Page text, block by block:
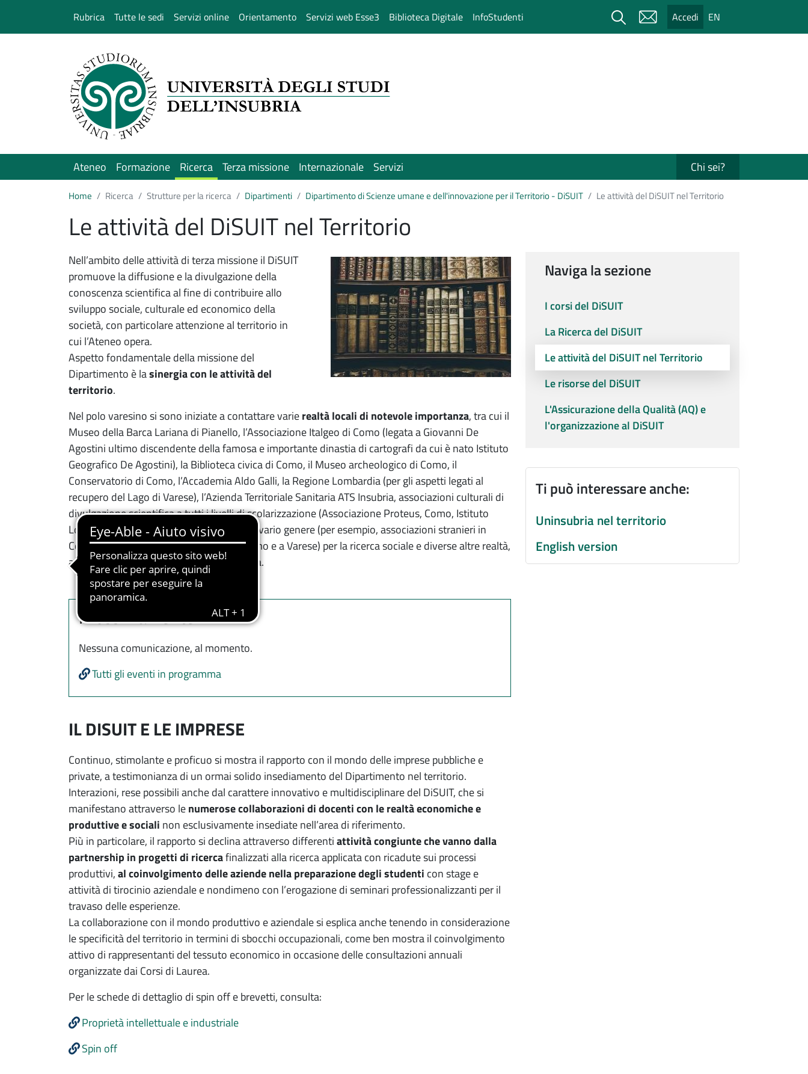
Rubrica Tutte le sedi Servizi online Orientamento Servizi web Esse3 Biblioteca Digitale InfoStudenti Cerca Accedi EN
Ateneo Formazione Ricerca Terza missione Internazionale Servizi Chi sei?
Home Ricerca Strutture per la ricerca Dipartimenti Dipartimento di Scienze umane e dell'innovazione per il Territorio - DiSUIT Le attività del DiSUIT nel Territorio
Le attività del DiSUIT nel Territorio
Immagine
Nell’ambito delle attività di terza missione il DiSUIT
promuove la diffusione e la divulgazione della
conoscenza scientifica al fine di contribuire allo
sviluppo sociale, culturale ed economico della
società, con particolare attenzione al territorio in
cui l’Ateneo opera.
Aspetto fondamentale della missione del
Dipartimento è lasinergia con le attività del
territorio.
Nel polo varesino si sono iniziate a contattare varierealtà locali di notevole importanza, tra cui il
Museo della Barca Lariana di Pianello, l’Associazione Italgeo di Como (legata a Giovanni De
Agostini ultimo discendente della famosa e importante dinastia di cartografi da cui è nato Istituto
Geografico De Agostini), la Biblioteca civica di Como, il Museo archeologico di Como, il
Conservatorio di Como, l’Accademia Aldo Galli, la Regione Lombardia (per gli aspetti legati al
recupero del Lago di Varese), l’Azienda Territoriale Sanitaria ATS Insubria, associazioni culturali di
divulgazione scientifica a tutti i livelli di scolarizzazione (Associazione Proteus, Como, Istituto
Lombardo, Milano), associazioni sociali di vario genere (per esempio, associazioni stranieri in
Como e Varese, associazioni anziani a Como e a Varese) per la ricerca sociale e diverse altre realtà,
ad esempio il Comune di Castiglione Olona.
Prossimamente
Nessuna comunicazione, al momento.
Tutti gli eventi in programma
IL DISUIT E LE IMPRESE
Continuo, stimolante e proficuo si mostra il rapporto con il mondo delle imprese pubbliche e
private, a testimonianza di un ormai solido insediamento del Dipartimento nel territorio.
Interazioni, rese possibili anche dal carattere innovativo e multidisciplinare del DiSUIT, che si
manifestano attraverso lenumerose collaborazioni di docenti con le realtà economiche e
produttive e sociali non esclusivamente insediate nell’area di riferimento.
Più in particolare, il rapporto si declina attraverso differentiattività congiunte che vanno dalla
partnership in progetti di ricercafinalizzati alla ricerca applicata con ricadute sui processi
produttivi,al coinvolgimento delle aziende nella preparazione degli studenti con stage e
attività di tirocinio aziendale e nondimeno con l’erogazione di seminari professionalizzanti per il
travaso delle esperienze.
La collaborazione con il mondo produttivo e aziendale si esplica anche tenendo in considerazione
le specificità del territorio in termini di sbocchi occupazionali, come ben mostra il coinvolgimento
attivo di rappresentanti del tessuto economico in occasione delle consultazioni annuali
organizzate dai Corsi di Laurea.
Per le schede di dettaglio di spin off e brevetti, consulta:
Proprietà intellettuale e industriale
Spin off
Naviga la sezione
I corsi del DiSUIT
La Ricerca del DiSUIT
Le attività del DiSUIT nel Territorio
Le risorse del DiSUIT
L'Assicurazione della Qualità (AQ) e
l'organizzazione al DiSUIT
Ti può interessare anche:
Uninsubria nel territorio
English version